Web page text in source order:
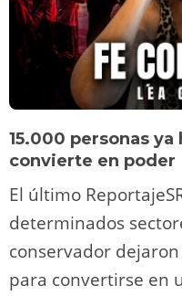
15.000 personas
convierte en poder
El último
determinados
conservador
para convertirse en